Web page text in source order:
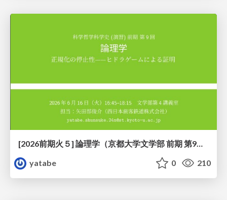
[2026前期火５] 論理学（京都大学文学部 前期 第9回）「正規化の停止性——ヒドラゲームによる証明」
yatabe
0 210